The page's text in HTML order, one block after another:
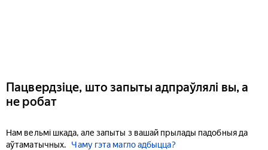
Пацвердзіце, што запыты адпраўлялі вы, а
не робат
Нам вельмі шкада, але запыты з вашай прылады падобныя да
аўтаматычных.
Чаму гэта магло адбыцца?